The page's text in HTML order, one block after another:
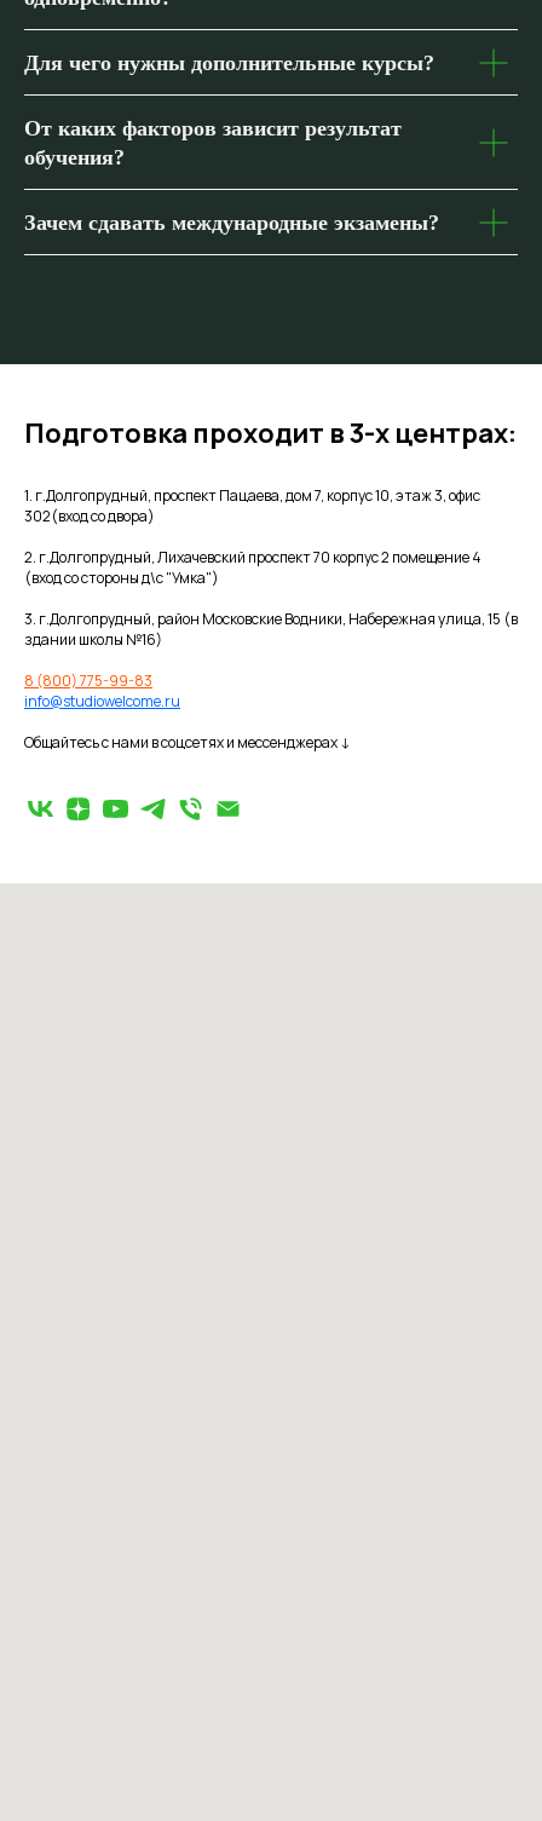
Для чего нужны дополнительные курсы?
От каких факторов зависит результат
обучения?
Зачем сдавать международные экзамены?
Подготовка проходит в 3-х центрах:
1. г.Долгопрудный, проспект Пацаева, дом 7, корпус 10, этаж 3, офис
302(вход со двора)
2. г.Долгопрудный, Лихачевский проспект 70 корпус 2 помещение 4
(вход со стороны д\с "Умка")
3. г.Долгопрудный, район Московские Водники, Набережная улица, 15 (в
здании школы №16)
8 (800) 775-99-83
info@studiowelcome.ru
Общайтесь с нами в соцсетях и мессенджерах ↓